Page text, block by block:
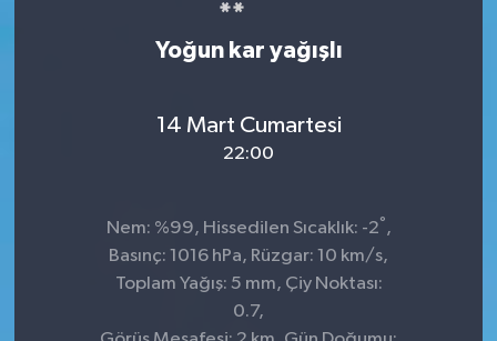
Yoğun kar yağışlı
14 Mart Cumartesi
22:00
Nem: %99, Hissedilen Sıcaklık: -2° ,
Basınç: 1016 hPa, Rüzgar: 10 km/s,
Toplam Yağış: 5 mm, Çiy Noktası:
0.7,